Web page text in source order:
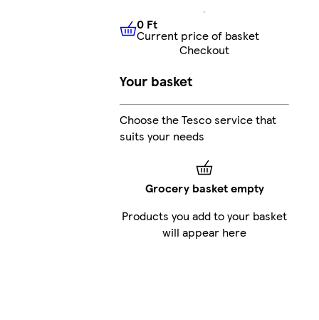
0 FtCurrent price of basket
0 Ft
Current price of basket
Checkout
Your basket
Choose the Tesco service that
suits your needs
Grocery basket empty
Products you add to your basket
will appear here